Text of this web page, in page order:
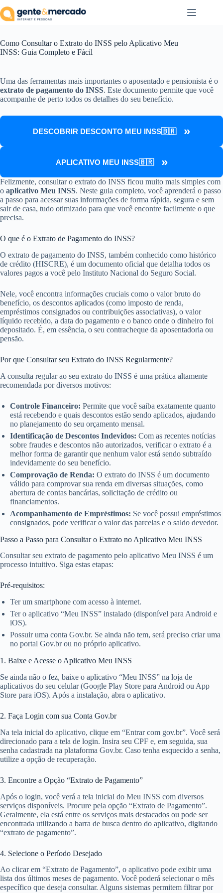
para
o
Como Consultar o Extrato do INSS pelo Aplicativo Meu
INSS: Guia Completo e Fácil
Uma das ferramentas mais importantes o aposentado e pensionista é o
extrato de pagamento do INSS. Este documento permite que você
acompanhe de perto todos os detalhes do seu benefício.
DESCOBRIR DESCONTO MEU INSS🇧🇷
APLICATIVO MEU INSS🇧🇷
Felizmente, consultar o extrato do INSS ficou muito mais simples com
o aplicativo Meu INSS. Neste guia completo, você aprenderá o passo
a passo para acessar suas informações de forma rápida, segura e sem
sair de casa, tudo otimizado para que você encontre facilmente o que
precisa.
O que é o Extrato de Pagamento do INSS?
O extrato de pagamento do INSS, também conhecido como histórico
de crédito (HISCRE), é um documento oficial que detalha todos os
valores pagos a você pelo Instituto Nacional do Seguro Social.
Nele, você encontra informações cruciais como o valor bruto do
benefício, os descontos aplicados (como imposto de renda,
empréstimos consignados ou contribuições associativas), o valor
líquido recebido, a data do pagamento e o banco onde o dinheiro foi
depositado. É, em essência, o seu contracheque da aposentadoria ou
pensão.
Por que Consultar seu Extrato do INSS Regularmente?
A consulta regular ao seu extrato do INSS é uma prática altamente
recomendada por diversos motivos:
Controle Financeiro: Permite que você saiba exatamente quanto
está recebendo e quais descontos estão sendo aplicados, ajudando
no planejamento do seu orçamento mensal.
Identificação de Descontos Indevidos: Com as recentes notícias
sobre fraudes e descontos não autorizados, verificar o extrato é a
melhor forma de garantir que nenhum valor está sendo subtraído
indevidamente do seu benefício.
Comprovação de Renda: O extrato do INSS é um documento
válido para comprovar sua renda em diversas situações, como
abertura de contas bancárias, solicitação de crédito ou
financiamentos.
Acompanhamento de Empréstimos: Se você possui empréstimos
consignados, pode verificar o valor das parcelas e o saldo devedor.
Passo a Passo para Consultar o Extrato no Aplicativo Meu INSS
Consultar seu extrato de pagamento pelo aplicativo Meu INSS é um
processo intuitivo. Siga estas etapas:
Pré-requisitos:
Ter um smartphone com acesso à internet.
Ter o aplicativo “Meu INSS” instalado (disponível para Android e
iOS).
Possuir uma conta Gov.br. Se ainda não tem, será preciso criar uma
no portal Gov.br ou no próprio aplicativo.
1. Baixe e Acesse o Aplicativo Meu INSS
Se ainda não o fez, baixe o aplicativo “Meu INSS” na loja de
aplicativos do seu celular (Google Play Store para Android ou App
Store para iOS). Após a instalação, abra o aplicativo.
2. Faça Login com sua Conta Gov.br
Na tela inicial do aplicativo, clique em “Entrar com gov.br”. Você será
direcionado para a tela de login. Insira seu CPF e, em seguida, sua
senha cadastrada na plataforma Gov.br. Caso tenha esquecido a senha,
utilize a opção de recuperação.
3. Encontre a Opção “Extrato de Pagamento”
Após o login, você verá a tela inicial do Meu INSS com diversos
serviços disponíveis. Procure pela opção “Extrato de Pagamento”.
Geralmente, ela está entre os serviços mais destacados ou pode ser
encontrada utilizando a barra de busca dentro do aplicativo, digitando
“extrato de pagamento”.
4. Selecione o Período Desejado
Ao clicar em “Extrato de Pagamento”, o aplicativo pode exibir uma
lista dos últimos meses de pagamento. Você poderá selecionar o mês
específico que deseja consultar. Alguns sistemas permitem filtrar por